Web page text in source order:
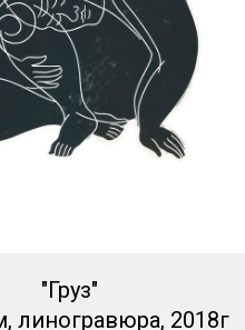
"Груз"
линогравюра, 2018г